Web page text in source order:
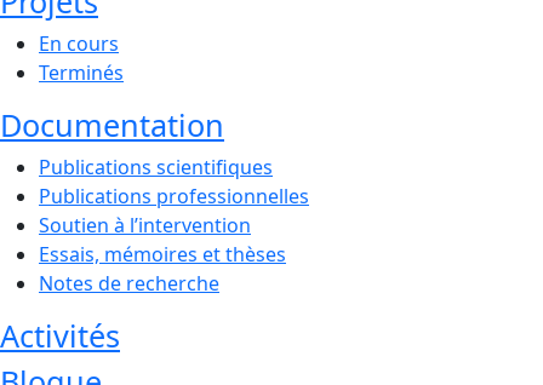
En cours
Terminés
Documentation
Publications scientifiques
Publications professionnelles
Soutien à l’intervention
Essais, mémoires et thèses
Notes de recherche
Activités